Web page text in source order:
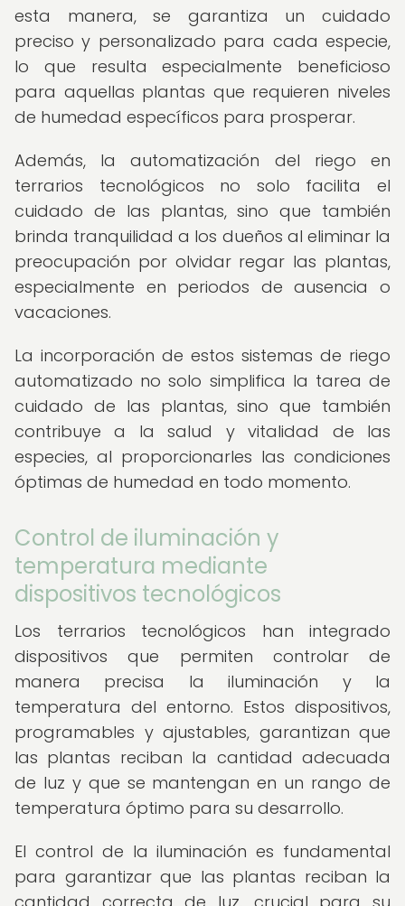
esta manera, se garantiza un cuidado
preciso y personalizado para cada especie,
lo que resulta especialmente beneficioso
para aquellas plantas que requieren niveles
de humedad específicos para prosperar.
Además, la automatización del riego en
terrarios tecnológicos no solo facilita el
cuidado de las plantas, sino que también
brinda tranquilidad a los dueños al eliminar la
preocupación por olvidar regar las plantas,
especialmente en periodos de ausencia o
vacaciones.
La incorporación de estos sistemas de riego
automatizado no solo simplifica la tarea de
cuidado de las plantas, sino que también
contribuye a la salud y vitalidad de las
especies, al proporcionarles las condiciones
óptimas de humedad en todo momento.
Control de iluminación y
temperatura mediante
dispositivos tecnológicos
Los terrarios tecnológicos han integrado
dispositivos que permiten controlar de
manera precisa la iluminación y la
temperatura del entorno. Estos dispositivos,
programables y ajustables, garantizan que
las plantas reciban la cantidad adecuada
de luz y que se mantengan en un rango de
temperatura óptimo para su desarrollo.
El control de la iluminación es fundamental
para garantizar que las plantas reciban la